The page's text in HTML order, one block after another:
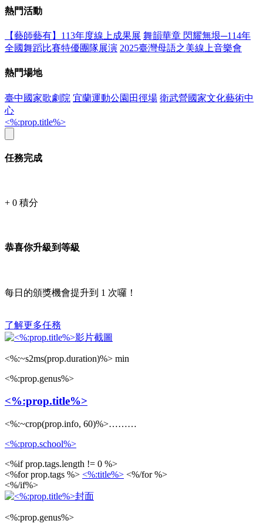
熱門活動
【藝師藝有】113年度線上成果展 舞韻華章 閃耀無垠─114年
全國舞蹈比賽特優團隊展演 2025臺灣母語之美線上音樂會
熱門場地
臺中國家歌劇院 宜蘭運動公園田徑場 衛武營國家文化藝術中
心
<%:prop.title%>
任務完成
+ 0 積分
恭喜你升級到等級
每日的頒獎機會提升到 1 次囉！
了解更多任務
<%:~s2ms(prop.duration)%> min
<%:prop.genus%>
<%:prop.title%>
<%:~crop(prop.info, 60)%>………
<%:prop.school%>
<%if prop.tags.length != 0 %>
<%for prop.tags %> <%:title%> <%/for %>
<%/if%>
<%:prop.genus%>